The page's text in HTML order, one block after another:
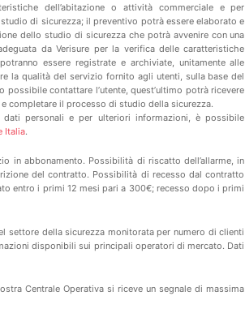
dell’abitazione o attività commerciale e per
di sicurezza; il preventivo potrà essere elaborato e
dello studio di sicurezza che potrà avvenire con una
da Verisure per la verifica delle caratteristiche
essere registrate e archiviate, unitamente alle
la qualità del servizio fornito agli utenti, sulla base del
contattare l’utente, quest’ultimo potrà ricevere
completare il processo di studio della sicurezza.
personali e per ulteriori informazioni, è possibile
Italia.
in abbonamento. Possibilità di riscatto dell’allarme, in
del contratto. Possibilità di recesso dal contratto
entro i primi 12 mesi pari a 300€; recesso dopo i primi
settore della sicurezza monitorata per numero di clienti
disponibili sui principali operatori di mercato. Dati
Centrale Operativa si riceve un segnale di massima